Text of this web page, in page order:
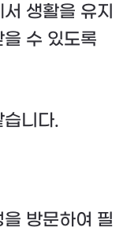
생활을 유지
수 있도록
니다.
방문하여 필